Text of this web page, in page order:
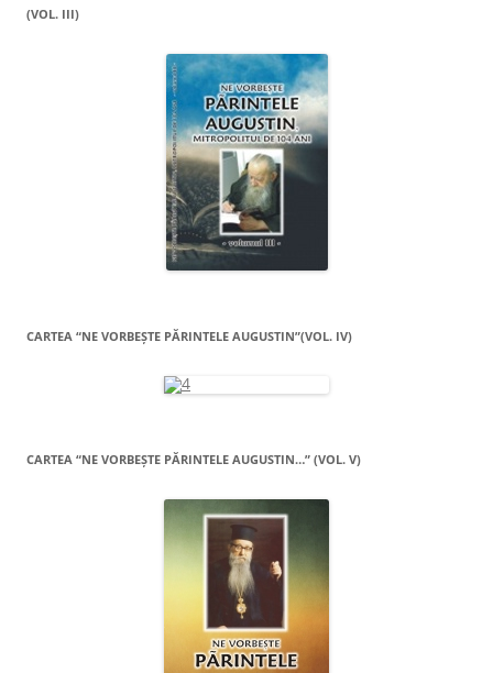
(VOL. III)
CARTEA “NE VORBEŞTE PĂRINTELE AUGUSTIN”(VOL. IV)
CARTEA “NE VORBEŞTE PĂRINTELE AUGUSTIN…” (VOL. V)